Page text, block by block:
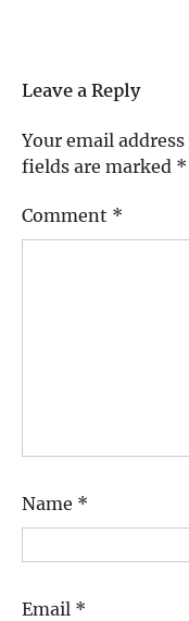
Leave a Reply
Your email
fields are marked *
Comment *
Name *
Email *